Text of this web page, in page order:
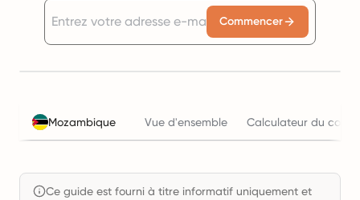
Commencer
Mozambique Vue d'ensemble Calculateur du coût
Ce guide est fourni à titre informatif uniquement et